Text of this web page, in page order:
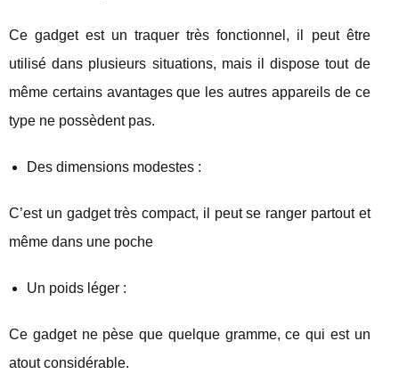
Ce gadget est un traquer très fonctionnel, il peut être
utilisé dans plusieurs situations, mais il dispose tout de
même certains avantages que les autres appareils de ce
type ne possèdent pas.
Des dimensions modestes :
C’est un gadget très compact, il peut se ranger partout et
même dans une poche
Un poids léger :
Ce gadget ne pèse que quelque gramme, ce qui est un
atout considérable.